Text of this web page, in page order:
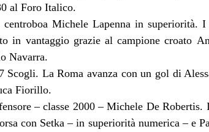
alle 16.30 al Foro Italico.
Michele Lapenna in superiorità.
vantaggio grazie al campione croato
Navarra.
La Roma avanza con un gol di
Fiorillo.
– classe 2000 – Michele De Robertis.
con Setka – in superiorità numerica – e